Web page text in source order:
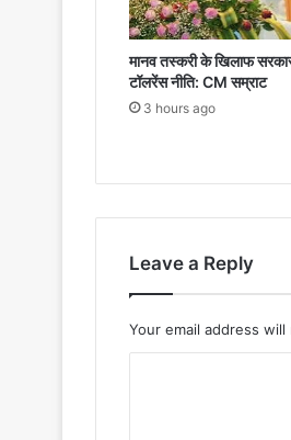
मानव तस्करी के खिलाफ
टॉलरेंस नीति: CM सम्राट
3 hours ago
Leave a Reply
Your email address